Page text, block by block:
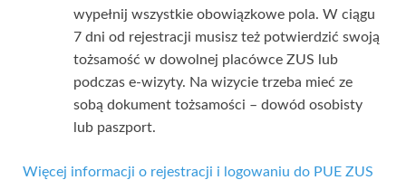
wypełnij wszystkie obowiązkowe pola. W ciągu
7 dni od rejestracji musisz też potwierdzić swoją
tożsamość w dowolnej placówce ZUS lub
podczas e-wizyty. Na wizycie trzeba mieć ze
sobą dokument tożsamości – dowód osobisty
lub paszport.
Więcej informacji o rejestracji i logowaniu do PUE ZUS